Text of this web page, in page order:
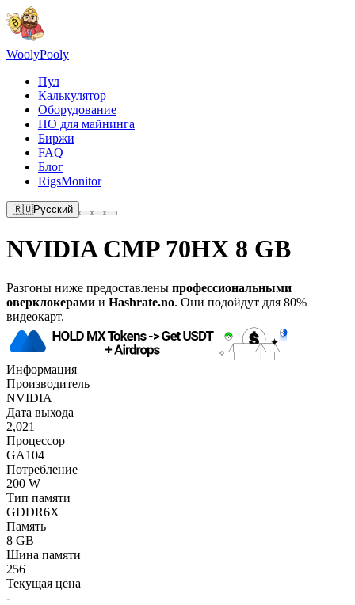
WoolyPooly
Пул
Калькулятор
Оборудование
ПО для майнинга
Биржи
FAQ
Блог
RigsMonitor
🇷🇺Русский
NVIDIA CMP 70HX 8 GB
Разгоны ниже предоставлены профессиональными
оверклокерами и Hashrate.no. Они подойдут для 80%
видеокарт.
Информация
Производитель
NVIDIA
Дата выхода
2,021
Процессор
GA104
Потребление
200 W
Тип памяти
GDDR6X
Память
8 GB
Шина памяти
256
Текущая цена
-